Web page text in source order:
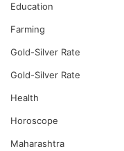
Education
Farming
Gold-Silver Rate
Gold-Silver Rate
Health
Horoscope
Maharashtra